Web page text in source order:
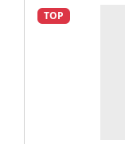
TOP